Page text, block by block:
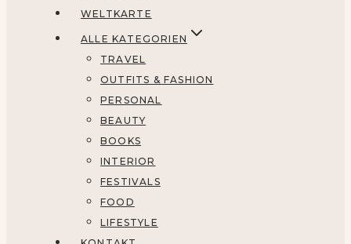
WELTKARTE
ALLE KATEGORIEN
TRAVEL
OUTFITS & FASHION
PERSONAL
BEAUTY
BOOKS
INTERIOR
FESTIVALS
FOOD
LIFESTYLE